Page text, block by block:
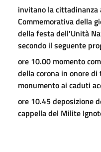
invitano la cittadinanza
Commemorativa della
della festa dell'Unità
secondo il seguente
ore 10.00 momento
della corona in onore
monumento ai caduti
ore 10.45 deposizione
cappella del Milite